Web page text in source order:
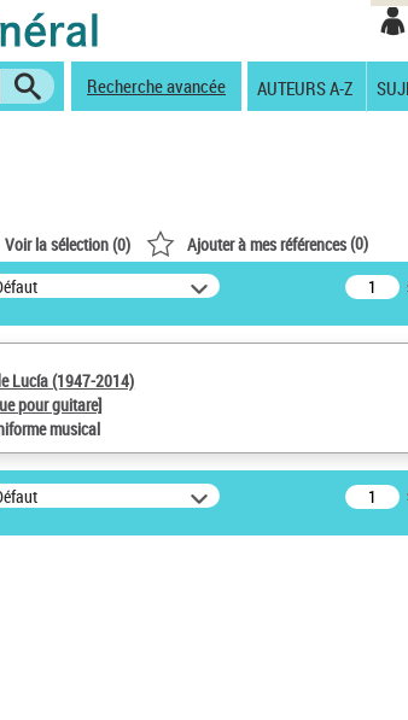
Recherche avancée AUTEURS A-Z
Voir la sélection (0) Ajouter à mes références(0)
Lucía (1947-2014)
pour guitare]
musical